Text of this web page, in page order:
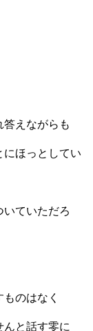
えながらも
ほっとしてい
ていただろ
のはなく
と話す零に